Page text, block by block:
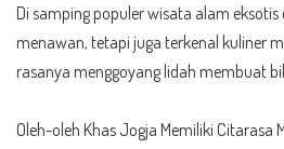
Di samping populer wisata alam
menawan, tetapi juga terkenal kuliner
rasanya menggoyang lidah membuat
Oleh-oleh Khas Jogja Memiliki Citarasa